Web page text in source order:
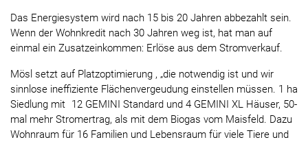
Das Energiesystem wird nach 15 bis 20 Jahren abbezahlt sein.
Wenn der Wohnkredit nach 30 Jahren weg ist, hat man auf
einmal ein Zusatzeinkommen: Erlöse aus dem Stromverkauf.
Mösl setzt auf Platzoptimierung , „die notwendig ist und wir
sinnlose ineffiziente Flächenvergeudung einstellen müssen. 1 ha
Siedlung mit 12 GEMINI Standard und 4 GEMINI XL Häuser, 50-
mal mehr Stromertrag, als mit dem Biogas vom Maisfeld. Dazu
Wohnraum für 16 Familien und Lebensraum für viele Tiere und